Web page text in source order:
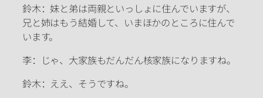
鈴木：妹と弟は両親といっしょに住んでいますが、
兄と姉はもう結婚して、いまほかのところに住んで
います。
李：じゃ、大家族もだんだん核家族になりますね。
鈴木：ええ、そうですね。